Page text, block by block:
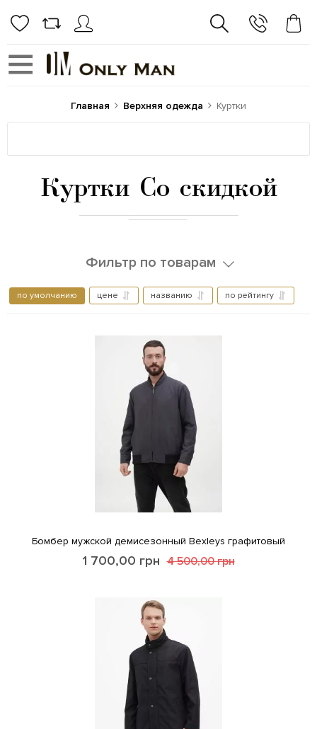
Главная Верхняя одежда Куртки
Куртки Со скидкой
Фильтр по товарам
по умолчанию цене названию по рейтингу
Бомбер мужской демисезонный Bexleys графитовый
1 700,00 грн 4 500,00грн